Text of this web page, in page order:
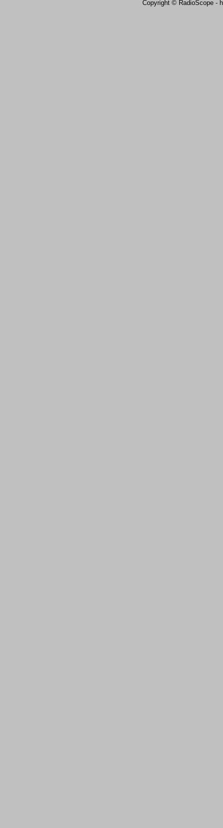
Copyright © RadioScope -